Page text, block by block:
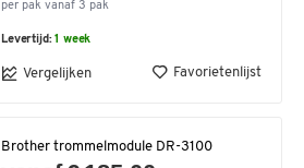
per pak vanaf 3 pak
Levertijd:1 week
Vergelijken Favorietenlijst
Brother trommelmodule DR-3100